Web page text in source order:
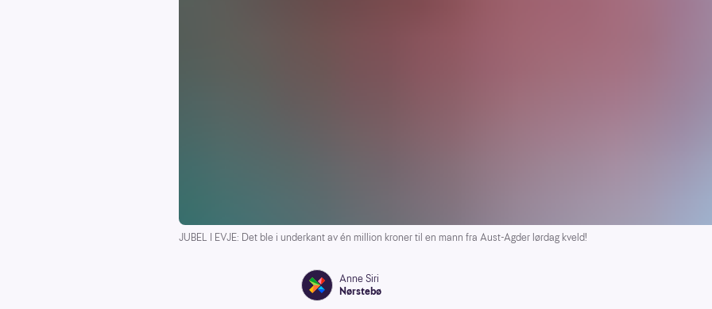
JUBEL I EVJE: Det ble i underkant av én million kroner til en mann fra Aust-Agder lørdag kveld!
Anne Siri
Nørstebø